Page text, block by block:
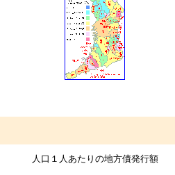
人口１人あたりの地方債発行額